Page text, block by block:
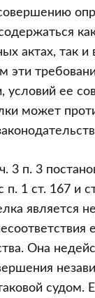
актах, так и
эти
условий ее
может
3 п. 3
п. 1 ст. 167 и
является
Она
судом.